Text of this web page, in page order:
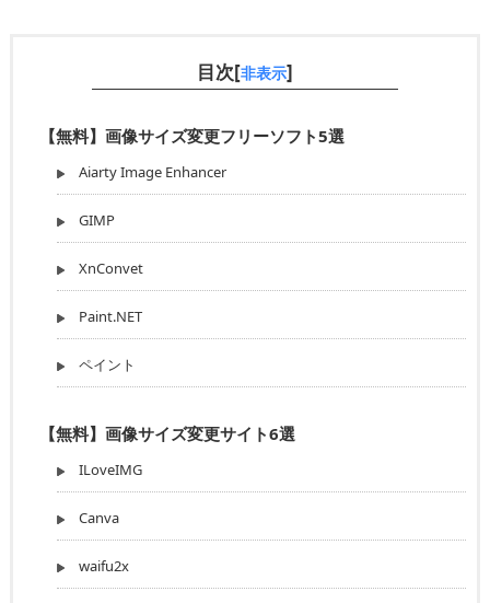
目次[非表示]
【無料】画像サイズ変更フリーソフト5選
Aiarty Image Enhancer
GIMP
XnConvet
Paint.NET
ペイント
【無料】画像サイズ変更サイト6選
ILoveIMG
Canva
waifu2x